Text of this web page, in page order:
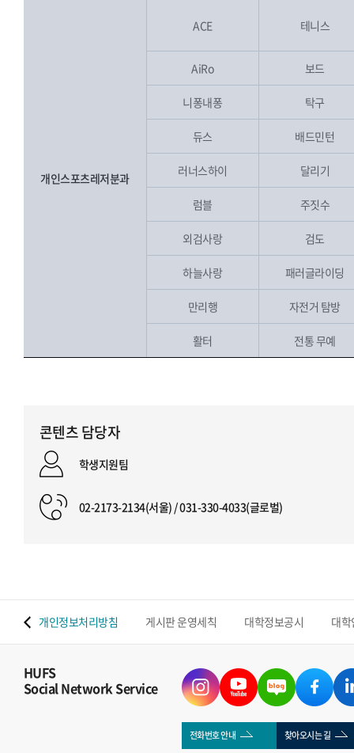
개인스포츠레저분과
ACE 테니스
AiRo 보드
니퐁내퐁 탁구
듀스 배드민턴
러너스하이 달리기
럼블 주짓수
외검사랑 검도
하늘사랑 패러글라이딩
만리행 자전거 탐방
활터 전통 무예
콘텐츠 담당자
학생지원팀
02-2173-2134(서울) / 031-330-4033(글로벌)
개인정보처리방침 게시판 운영세칙 대학정보공시 대
HUFS
Social Network Service
전화번호 안내 찾아오시는 길